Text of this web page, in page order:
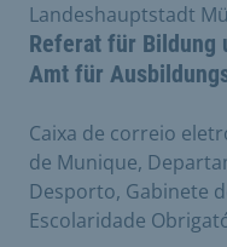
Referat für Bildung
Amt für
Landeshauptstadt
Caixa de correio
de Munique,
Desporto, Gabinete
Escolaridade